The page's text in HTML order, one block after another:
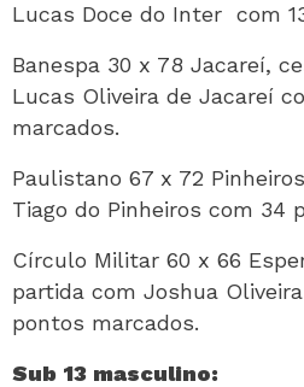
Lucas Doce do Inter com
Banespa 30 x 78 Jacareí,
Lucas Oliveira de Jacareí
marcados.
Paulistano 67 x 72
Tiago do Pinheiros com 34
Círculo Militar 60 x 66
partida com Joshua
pontos marcados.
Sub 13 masculino: